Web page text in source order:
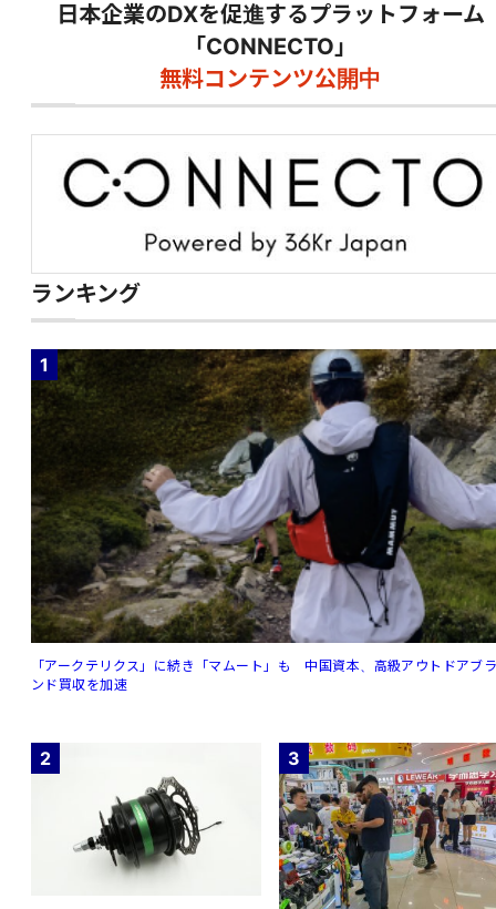
日本企業のDXを促進するプラットフォーム
「CONNECTO」
無料コンテンツ公開中
ランキング
1
「アークテリクス」に続き「マムート」も 中国資本、高級アウトドアブ
ンド買収を加速
2 3